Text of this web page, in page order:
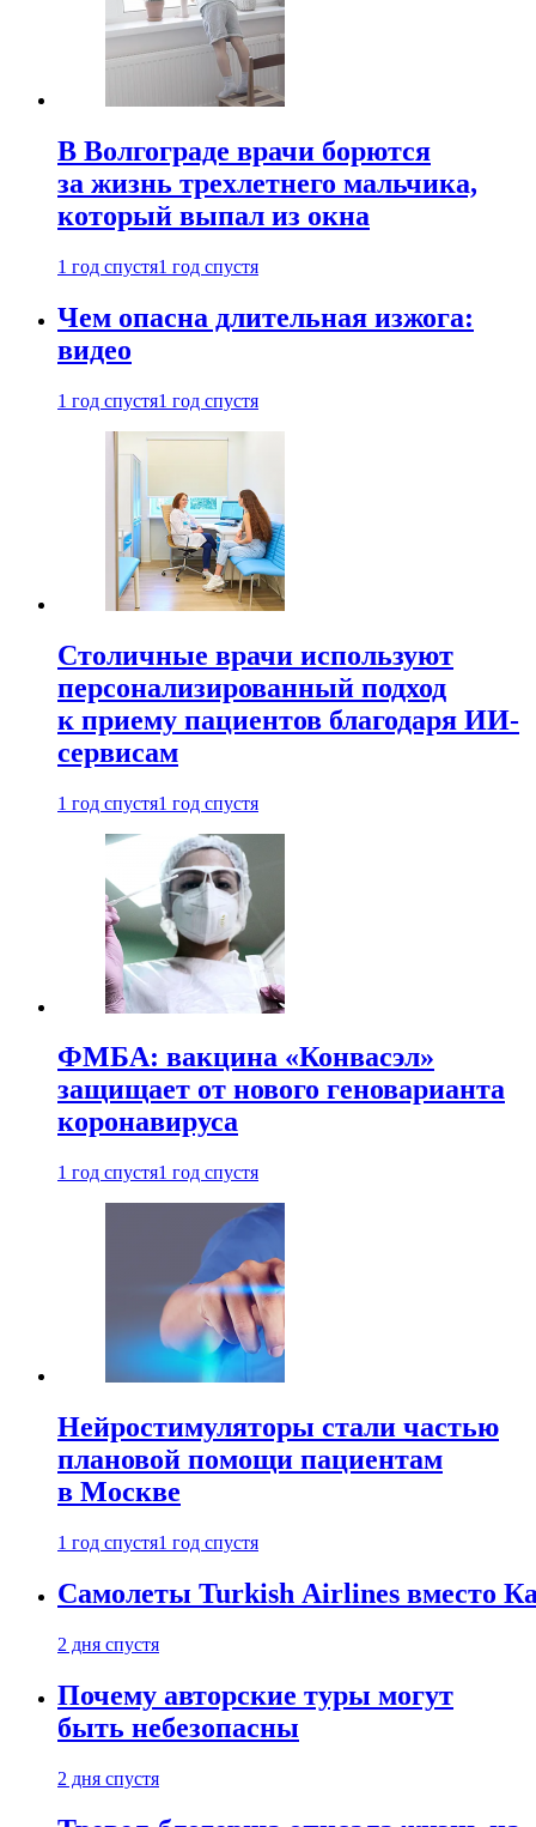
В Волгограде врачи борются
за жизнь трехлетнего мальчика,
который выпал из окна
1 год спустя1 год спустя
Чем опасна длительная изжога:
видео
1 год спустя1 год спустя
Столичные врачи используют
персонализированный подход
к приему пациентов благодаря ИИ-
сервисам
1 год спустя1 год спустя
ФМБА: вакцина «Конвасэл»
защищает от нового геноварианта
коронавируса
1 год спустя1 год спустя
Нейростимуляторы стали частью
плановой помощи пациентам
в Москве
1 год спустя1 год спустя
Самолеты Turkish Airlines вместо
2 дня спустя
Почему авторские туры могут
быть небезопасны
2 дня спустя